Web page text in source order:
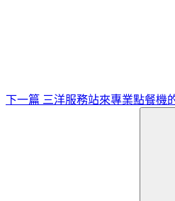
下一篇 三洋服務站來專業點餐機